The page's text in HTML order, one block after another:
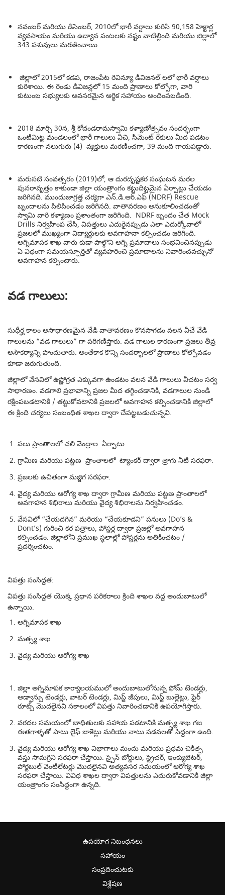
నవంబర్ మరియు డిసెంబర్, 2010లో భారీ వర్షాలు కురిసి 90,158 హెక్టార్ల
వ్యవసాయం మరియు ఉద్యాన పంటలకు నష్టం వాటిల్లింది మరియు జిల్లాలో
343 పశువులు మరణించాయి.
జిల్లాలో 2015లో కడప, రాజంపేట రెవిన్యూ డివిజనల్ లలో భారీ వర్షాలు
కురిశాయి. ఈ రెండు డివిజన్లలో 15 మంది ప్రాణాలు కోల్పోగా, వారి
కుటుంబ సభ్యులకు అవసరమైన ఆర్థిక సహాయం అందింపబడింది.
2018 మార్చి 30న, శ్రీ కోదండరామస్వామి కళ్యాణోత్సవం సందర్భంగా
ఒంటిమిట్ట మండలంలో భారీ గాలులు వీచి, సిమెంట్ రేకులు మీద పడటం
కారణంగా నలుగురు (4) వ్యక్తులు మరణించగా, 39 మంది గాయపడ్డారు.
మరుసటి సంవత్సరం (2019)లో, ఆ దురదృష్టకర సంఘటన మరల
పునరావృత్తం కాకుండా జిల్లా యంత్రాంగం కట్టుదిట్టమైన ఏర్పాట్లు చేయడం
జరిగినది. ముందుజాగ్రత్త చర్యగా ఎన్.డి.ఆర్.ఎఫ్ (NDRF) Rescue
బృందాలను పిలిపించడం జరిగినది. వాతావరణం అనుకూలించడంతో
స్వామి వారి కళ్యాణం ప్రశాంతంగా జరిగింది. NDRF బృందం చేత Mock
Drills నిర్వహింప చేసి, విపత్తులు ఎదురైనప్పుడు ఎలా ఎదుర్కోవాలో
ప్రజలలో ముఖ్యంగా విద్యార్థులకు అవగాహనా కల్పించడం జరిగింది.
అగ్నిమాపక శాఖ వారు కుడా పాల్గొని అగ్ని ప్రమాదాలు సంభవించినప్పుడు
ఏ విధంగా సమయస్పూర్తితో వ్యవహరించి ప్రమాదాలను నివారించవచ్చునో
అవగాహన కల్పించారు.
వడ గాలులు:
సుధీర్ఘ కాలం అసాధారణమైన వేడి వాతావరణం కొనసాగడం వలన వీచే వేడి
గాలులను “వడ గాలులు” గా పరిగణిస్తారు. వడ గాలుల కారణంగా ప్రజలు తీవ్ర
అసౌకర్యాన్ని పొందుతారు. అంతేకాక కొన్ని సందర్భాలలో ప్రాణాలు కోల్పోవడం
కూడా జరుగుతుంది.
జిల్లాలో వేసవిలో ఉష్ణోగ్రత ఎక్కువగా ఉండటం వలన వేడి గాలులు వీచటం సర్వ
సాధారణం. వడగాలి ప్రభావాన్ని ప్రజల మీద తగ్గించడానికి, వడగాలుల నుండి
రక్షింపబడటానికి / తట్టుకోవటానికి ప్రజలలో అవగాహన కల్పించడానికి జిల్లాలో
ఈ క్రింది చర్యలు సంబంధిత శాఖల ద్వారా చేపట్టబడుచున్నవి.
పలు ప్రాంతాలలో చలి వెంద్రాల ఏర్పాటు
గ్రామీణ మరియు పట్టణ ప్రాంతాలలో ట్యాంకర్ ద్వారా త్రాగు నీటి సరఫరా.
ప్రజలకు ఉచితంగా మజ్జిగ సరఫరా.
వైద్య మరియు ఆరోగ్య శాఖ ద్వారా గ్రామీణ మరియు పట్టణ ప్రాంతాలలో
అవగాహన శిభిరాలు మరియు వైద్య శిభిరాలను నిర్వహించడం.
వేసవిలో “చేయదగిన” మరియు “చేయకూడని” పనులు (Do’s &
Dont’s) గురించి కర పత్రాలు, పోస్టర్ల ద్వారా ప్రజల్లో అవగాహన
కల్పించడం. జిల్లాలోని ప్రముఖ స్థలాల్లో పోస్టర్లను అతికించటం /
ప్రదర్శించటం.
విపత్తు సంసిద్దత:
విపత్తు సంసిద్దత యొక్క ప్రధాన పరికరాలు క్రింది శాఖల వద్ద అందుబాటులో
ఉన్నాయి.
అగ్నిమాపక శాఖ
మత్స్య శాఖ
వైద్య మరియు ఆరోగ్య శాఖ
జిల్లా అగ్నిమాపక కార్యాలయములో అందుబాటులోనున్న ఫోమ్ టెండర్లు,
అడ్వాన్సు టెండర్లు, వాటర్ టెండర్లు, మిస్ట్ జీపులు, మిస్ట్ బుల్లెట్లు, ఫైర్
రూట్స్ మొదలైనవి సకాలంలో విపత్తు నివారించడానికి ఉపయోగిస్తారు.
వరదల సమయంలో బాధితులకు సహాయ పడటానికి మత్స్య శాఖ గజ
ఈతగాళ్ళతో పాటు లైఫ్ జాకెట్లు మరియు నాటు పడవలతో సిద్దంగా ఉంది.
వైద్య మరియు ఆరోగ్య శాఖ విభాగాలు మందు మరియు ప్రధమ చికిత్స
వస్తు సామగ్రిని సరఫరా చేస్తాయి. స్పైన్ బోర్డులు, స్ట్రెచర్, ఇంక్యుబెటర్,
పోర్టబుల్ వెంటిలేటర్లు మొదలైనవి అత్యవసర సమయంలో ఆరోగ్య శాఖ
సరఫరా చేస్తాయి. వివిధ శాఖల ద్వారా విపత్తులను ఎదురుకోవడానికి జిల్లా
యంత్రాంగం సంసిద్దంగా ఉన్నది.
ఉపయోగ నిబంధనలు
సహాయం
సంప్రదించుటకు
విశ్లేషణ